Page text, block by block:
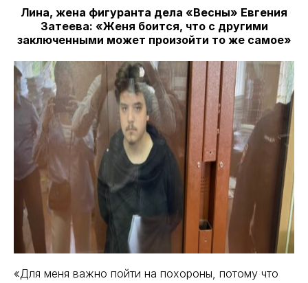
Лина, жена фигуранта дела «Весны» Евгения
Затеева: «Женя боится, что с другими
заключенными может произойти то же самое»
«Для меня важно пойти на похороны, потому что